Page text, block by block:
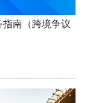
南（跨境争议